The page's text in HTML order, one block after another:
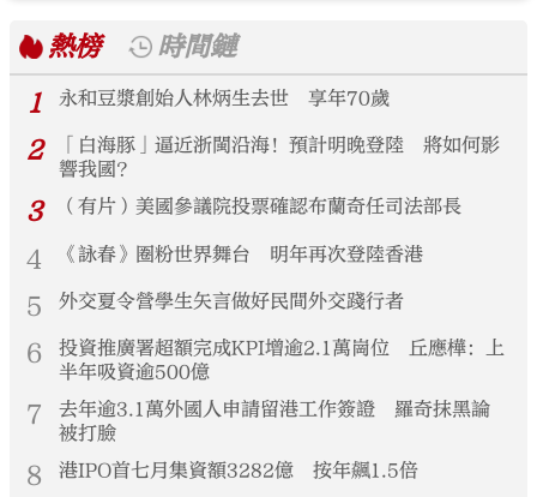
熱榜
時間鏈
1
永和豆漿創始人林炳生去世 享年70歲
2
「白海豚」逼近浙閩沿海！預計明晚登陸 將如何影
響我國？
3 （有片）美國參議院投票確認布蘭奇任司法部長
4 《詠春》圈粉世界舞台 明年再次登陸香港
5 外交夏令營學生矢言做好民間外交踐行者
6
投資推廣署超額完成KPI增逾2.1萬崗位 丘應樺：上
半年吸資逾500億
7
去年逾3.1萬外國人申請留港工作簽證 羅奇抹黑論
被打臉
8 港IPO首七月集資額3282億 按年飆1.5倍